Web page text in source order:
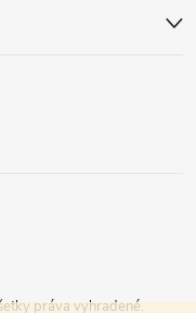
práva vyhradené.